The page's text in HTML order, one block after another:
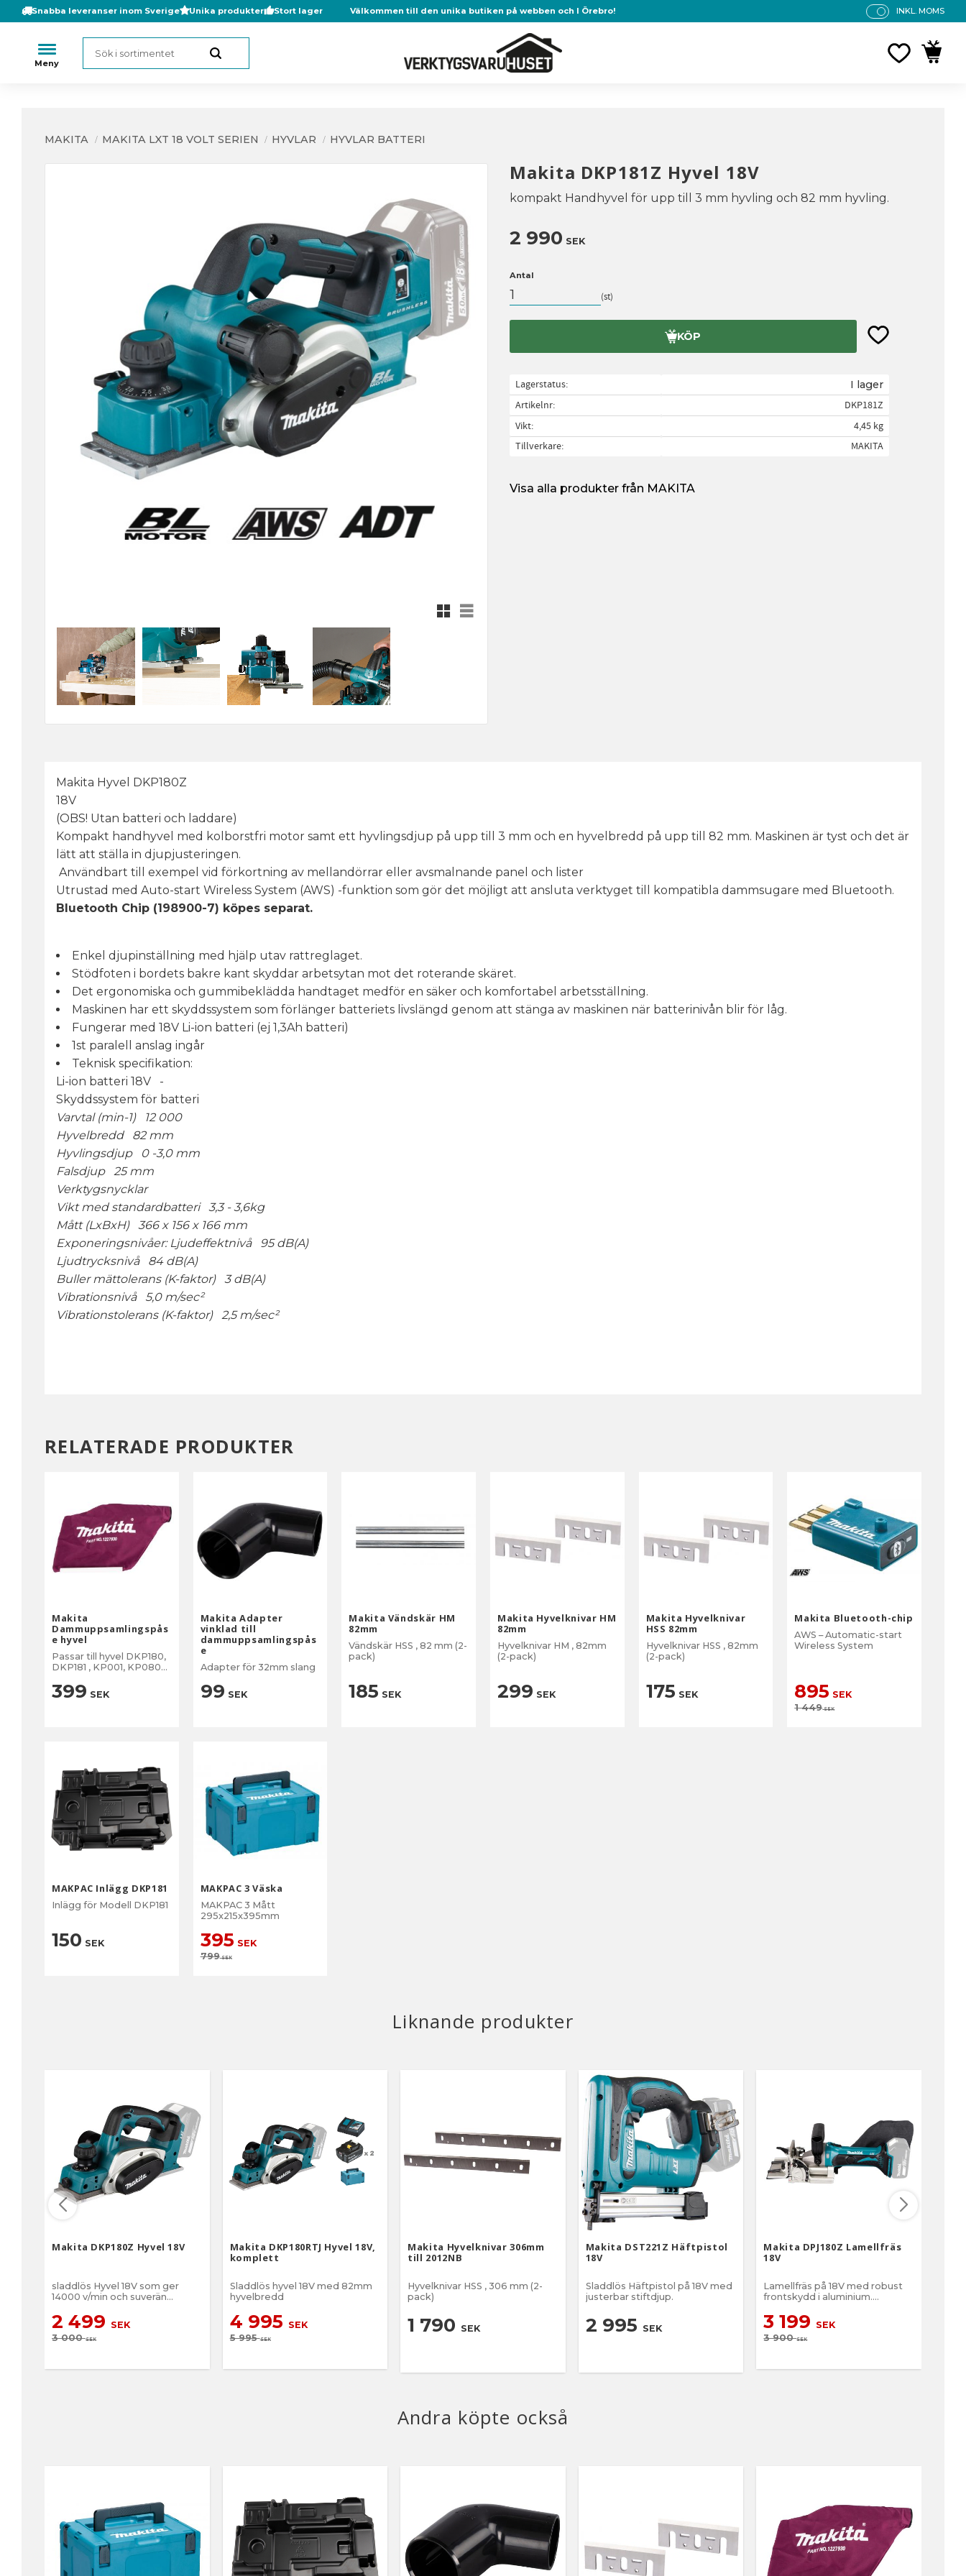
Snabba leveranser inom Sverige Unika produkter Stort lager Välkommen till den unika butiken på webben och I Örebro!
P
INKL. MOMS
MAKITA MAKITA LXT 18 VOLT SERIEN HYVLAR HYVLAR BATTERI
Makita DKP181Z Hyvel 18V
kompakt Handhyvel för upp till 3 mm hyvling och 82 mm hyvling.
Rutnätsvy
Listvy
2 990 SEK
Antal
st
KÖP Lägg till i
Lagerstatus I lager
Artikelnr
DKP181Z
Vikt
4,45 kg
Tillverkare
MAKITA
Visa alla produkter från MAKITA
Makita Hyvel DKP180Z
18V
(OBS! Utan batteri och laddare)
Kompakt handhyvel med kolborstfri motor samt ett hyvlingsdjup på upp till 3 mm och en hyvelbredd på upp till 82 mm. Maskinen är tyst och det är
lätt att ställa in djupjusteringen.
Användbart till exempel vid förkortning av mellandörrar eller avsmalnande panel och lister
Utrustad med Auto-start Wireless System (AWS) -funktion som gör det möjligt att ansluta verktyget till kompatibla dammsugare med Bluetooth.
Bluetooth Chip (198900-7) köpes separat.
Enkel djupinställning med hjälp utav rattreglaget.
Stödfoten i bordets bakre kant skyddar arbetsytan mot det roterande skäret.
Det ergonomiska och gummibeklädda handtaget medför en säker och komfortabel arbetsställning.
Maskinen har ett skyddssystem som förlänger batteriets livslängd genom att stänga av maskinen när batterinivån blir för låg.
Fungerar med 18V Li-ion batteri (ej 1,3Ah batteri)
1st paralell anslag ingår
Teknisk specifikation:
Li-ion batteri 18V -
Skyddssystem för batteri
Varvtal (min-1) 12 000
Hyvelbredd 82 mm
Hyvlingsdjup 0 -3,0 mm
Falsdjup 25 mm
Verktygsnycklar
Vikt med standardbatteri 3,3 - 3,6kg
Mått (LxBxH) 366 x 156 x 166 mm
Exponeringsnivåer: Ljudeffektnivå 95 dB(A)
Ljudtrycksnivå 84 dB(A)
Buller mättolerans (K-faktor) 3 dB(A)
Vibrationsnivå 5,0 m/sec²
Vibrationstolerans (K-faktor) 2,5 m/sec²
RELATERADE PRODUKTER
Makita
Dammuppsamlingspås
e hyvel
Passar till hyvel DKP180,
DKP181 , KP001, KP0800,
399 SEK
Makita Adapter
vinklad till
dammuppsamlingspås
e
Adapter för 32mm slang
99 SEK
Makita Vändskär HM
82mm
Vändskär HSS , 82 mm (2-
pack)
185 SEK
Makita Hyvelknivar HM
82mm
Hyvelknivar HM , 82mm
(2-pack)
299 SEK
Makita Hyvelknivar
HSS 82mm
Hyvelknivar HSS , 82mm
(2-pack)
175 SEK
Makita Bluetooth-chip
AWS – Automatic-start
Wireless System
895 SEK
1 449SEK
MAKPAC Inlägg DKP181
Inlägg för Modell DKP181
150 SEK
MAKPAC 3 Väska
MAKPAC 3 Mått
295x215x395mm
395 SEK
799SEK
Liknande produkter
Makita DKP180Z Hyvel 18V
sladdlös Hyvel 18V som ger
14000 v/min och suverän
2 499 SEK
3 000SEK
Makita DKP180RTJ Hyvel 18V,
komplett
Sladdlös hyvel 18V med 82mm
hyvelbredd
4 995 SEK
5 995SEK
Makita Hyvelknivar 306mm
till 2012NB
Hyvelknivar HSS , 306 mm (2-
pack)
1 790 SEK
Makita DST221Z Häftpistol
18V
Sladdlös Häftpistol på 18V med
justerbar stiftdjup.
2 995 SEK
Makita DPJ180Z Lamellfräs
18V
Lamellfräs på 18V med robust
frontskydd i aluminium.
skärdjupsinställninga
3 199 SEK
3 900SEK
Andra köpte också